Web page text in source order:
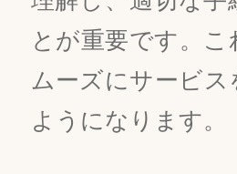
とが重要です。
ムーズにサービス
ようになります。